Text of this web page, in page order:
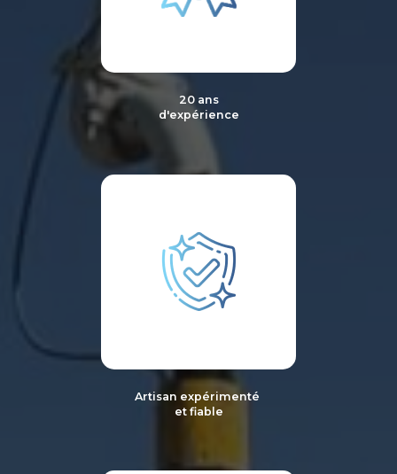
20 ans
d'expérience
Artisan expérimenté
et fiable